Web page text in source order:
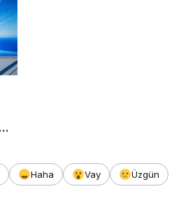
Haha Vay
Üzgün